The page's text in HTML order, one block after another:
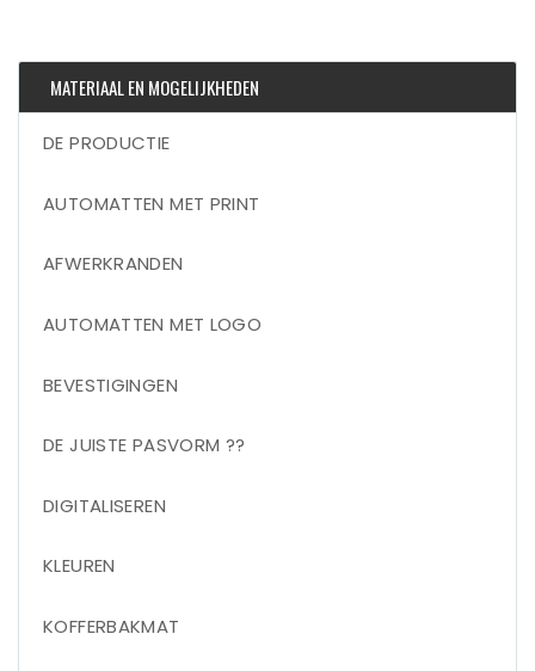
MATERIAAL EN MOGELIJKHEDEN
DE PRODUCTIE
AUTOMATTEN MET PRINT
AFWERKRANDEN
AUTOMATTEN MET LOGO
BEVESTIGINGEN
DE JUISTE PASVORM ??
DIGITALISEREN
KLEUREN
KOFFERBAKMAT